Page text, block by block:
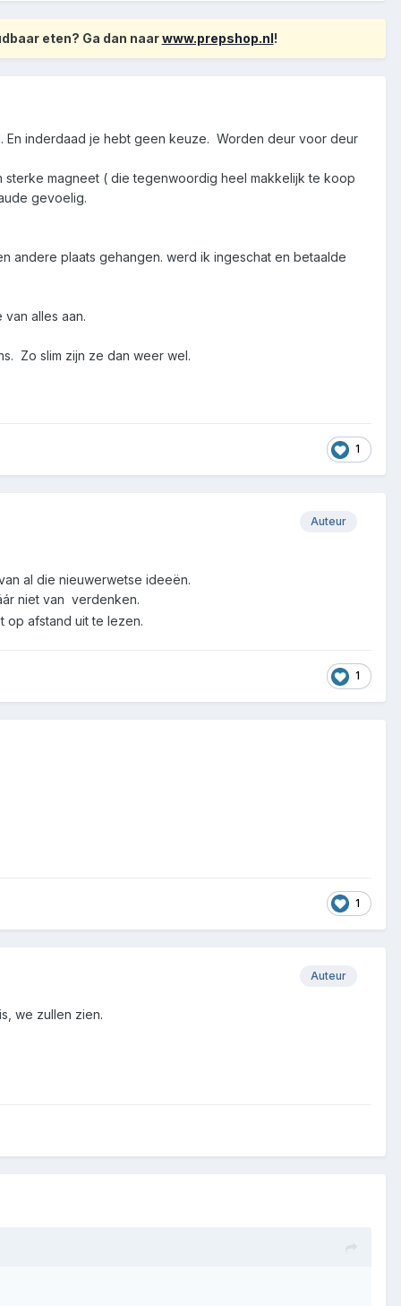
eten? Ga dan naarwww.prepshop.nl!
inderdaad je hebt geen keuze. Worden deur voor deur
magneet ( die tegenwoordig heel makkelijk te koop
gevoelig.
andere plaats gehangen. werd ik ingeschat en betaalde
alles aan.
Zo slim zijn ze dan weer wel.
1
Auteur
al die nieuwerwetse ideeën.
niet van verdenken.
op afstand uit te lezen.
1
1
Auteur
we zullen zien.